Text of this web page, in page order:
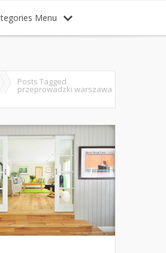
Menu
Posts Tagged
przeprowadzki warszawa